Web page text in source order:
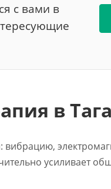
с вами в
в
вибрацию,
усиливает